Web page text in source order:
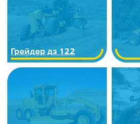
Грейдер дз 122